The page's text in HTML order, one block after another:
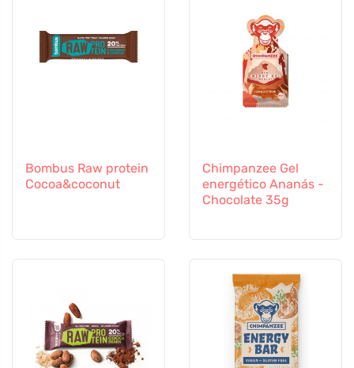
Bombus Raw protein
Cocoa&coconut
Chimpanzee Gel
energético Ananás -
Chocolate 35g